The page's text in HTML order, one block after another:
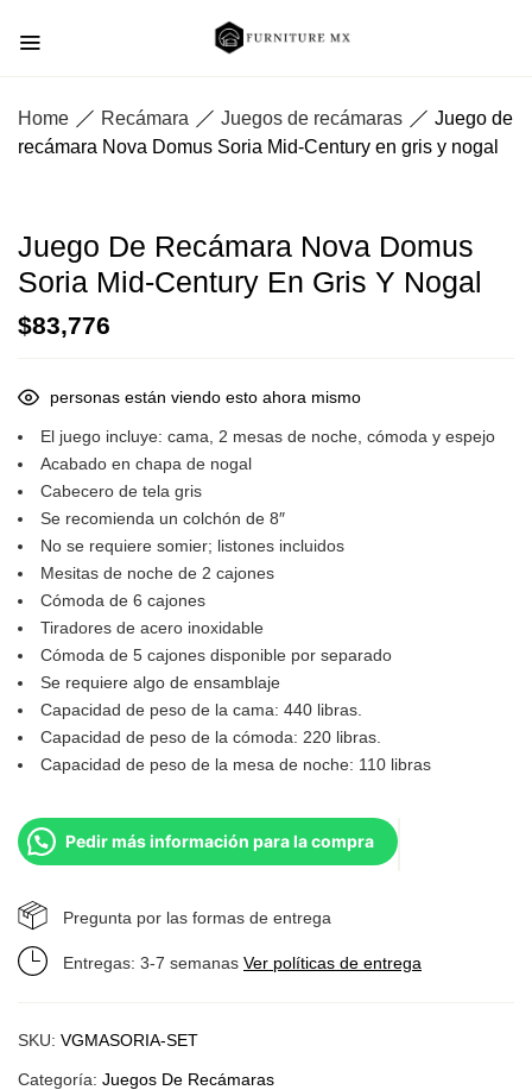
Home Recámara Juegos de recámaras
Juego de
recámara Nova Domus Soria Mid-Century en gris y nogal
Juego De Recámara Nova Domus
Soria Mid-Century En Gris Y Nogal
$83,776
personas están viendo esto ahora mismo
El juego incluye: cama, 2 mesas de noche, cómoda y espejo
Acabado en chapa de nogal
Cabecero de tela gris
Se recomienda un colchón de 8″
No se requiere somier; listones incluidos
Mesitas de noche de 2 cajones
Cómoda de 6 cajones
Tiradores de acero inoxidable
Cómoda de 5 cajones disponible por separado
Se requiere algo de ensamblaje
Capacidad de peso de la cama: 440 libras.
Capacidad de peso de la cómoda: 220 libras.
Capacidad de peso de la mesa de noche: 110 libras
Pedir más información para la compra
Pregunta por las formas de entrega
Entregas: 3-7 semanas Ver políticas de entrega
SKU: VGMASORIA-SET
Categoría: Juegos De Recámaras